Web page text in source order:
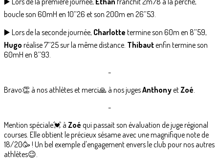
boucle son 60mH en 10’’26 et son 200m en 26’’53.
▶️ Lors de la seconde journée, Charlotte termine son 60m en 8’’59,
Hugo réalise 7’’25 sur la même distance. Thibautenfin termine son
60mH en 8’’93.
-
Bravo👏 à nos athlètes et merci🙏 à nos jugesAnthonyetZoé.
-
Mention spéciale💓 à Zoé qui passait son évaluation de juge régional
courses. Elle obtient le précieux sésame avec une magnifique note de
18/20🥳 ! Un bel exemple d'engagement envers le club pour nos autres
athlètes😉.